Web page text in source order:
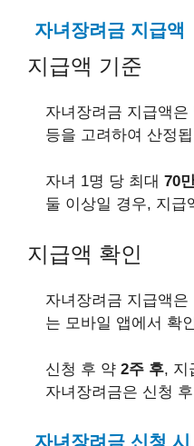
자녀장려금 지급액
지급액 기준
자녀장려금 지급액은
등을 고려하여 산정
자녀 1명 당 최대 70
둘 이상일 경우, 지급
지급액 확인
자녀장려금 지급액
는 모바일 앱에서 확
신청 후 약 2주 후, 지
자녀장려금은 신청 후
자녀장려금 신청